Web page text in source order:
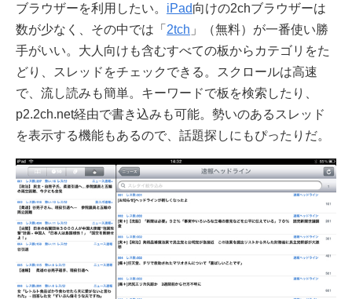
ブラウザーを利用したい。 iPad向けの2chブラウザーは
数が少なく、その中では「 2tch 」（無料）が一番使い勝
手がいい。大人向けも含むすべての板からカテゴリをた
どり、スレッドをチェックできる。スクロールは高速
で、流し読みも簡単。キーワードで板を検索したり、
p2.2ch.net経由で書き込みも可能。勢いのあるスレッド
を表示する機能もあるので、話題探しにもぴったりだ。